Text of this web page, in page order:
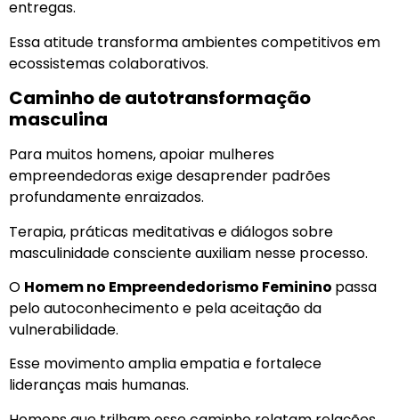
entregas.
Essa atitude transforma ambientes competitivos em
ecossistemas colaborativos.
Caminho de autotransformação
masculina
Para muitos homens, apoiar mulheres
empreendedoras exige desaprender padrões
profundamente enraizados.
Terapia, práticas meditativas e diálogos sobre
masculinidade consciente auxiliam nesse processo.
O Homem no Empreendedorismo Feminino passa
pelo autoconhecimento e pela aceitação da
vulnerabilidade.
Esse movimento amplia empatia e fortalece
lideranças mais humanas.